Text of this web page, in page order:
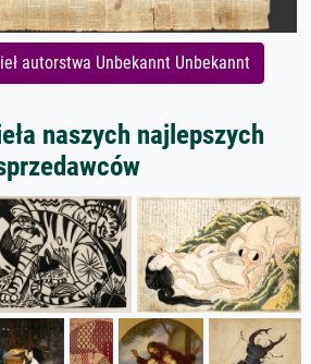
autorstwa Unbekannt Unbekannt
naszych najlepszych